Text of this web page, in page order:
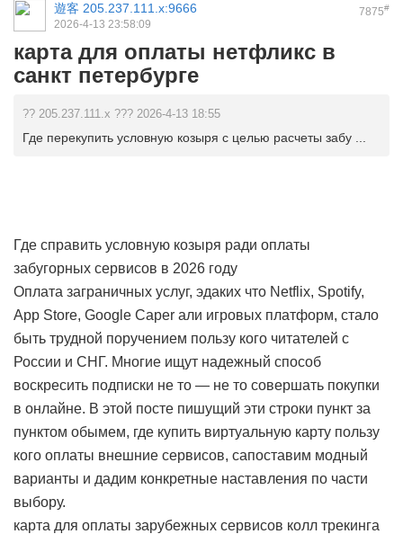
7875#
遊客 205.237.111.x:9666
2026-4-13 23:58:09
карта для оплаты нетфликс в
санкт петербурге
?? 205.237.111.x ??? 2026-4-13 18:55
Где перекупить условную козыря с целью расчеты забу ...
Где справить условную козыря ради оплаты
забугорных сервисов в 2026 году
Оплата заграничных услуг, эдаких что Netflix, Spotify,
App Store, Google Caper али игровых платформ, стало
быть трудной поручением пользу кого читателей с
России и СНГ. Многие ищут надежный способ
воскресить подписки не то — не то совершать покупки
в онлайне. В этой посте пишущий эти строки пункт за
пунктом обымем, где купить виртуальную карту пользу
кого оплаты внешние сервисов, сапоставим модный
варианты и дадим конкретные наставления по части
выбору.
карта для оплаты зарубежных сервисов колл трекинга